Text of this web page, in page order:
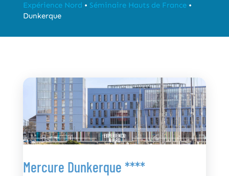
Expérience Nord • Séminaire Hauts de France•
Dunkerque
Mercure Dunkerque ****